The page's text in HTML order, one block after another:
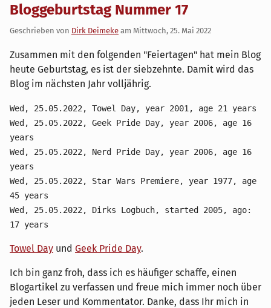
Bloggeburtstag Nummer 17
Geschrieben von Dirk Deimeke am Mittwoch, 25. Mai 2022
Zusammen mit den folgenden "Feiertagen" hat mein Blog
heute Geburtstag, es ist der siebzehnte. Damit wird das
Blog im nächsten Jahr volljährig.
Wed, 25.05.2022, Towel Day, year 2001, age 21 years
Wed, 25.05.2022, Geek Pride Day, year 2006, age 16
years
Wed, 25.05.2022, Nerd Pride Day, year 2006, age 16
years
Wed, 25.05.2022, Star Wars Premiere, year 1977, age
45 years
Wed, 25.05.2022, Dirks Logbuch, started 2005, ago:
17 years
Towel Day und Geek Pride Day.
Ich bin ganz froh, dass ich es häufiger schaffe, einen
Blogartikel zu verfassen und freue mich immer noch über
jeden Leser und Kommentator. Danke, dass Ihr mich in